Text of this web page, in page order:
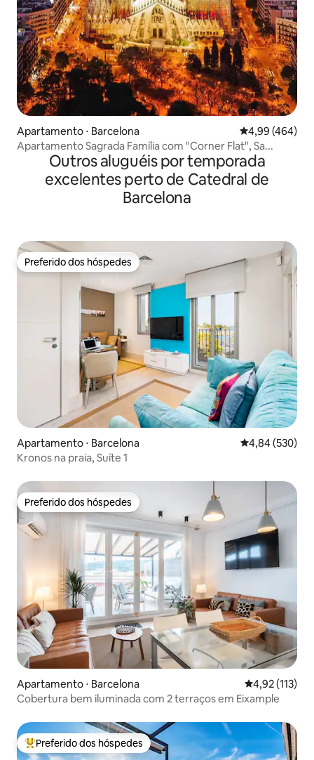
Apartamento ⋅ Barcelona 4,99 de uma
4,99 (464)
Apartamento Sagrada Família com "Corner Flat", Sa...
Outros aluguéis por temporada
excelentes perto de Catedral de
Barcelona
Preferido dos hóspedes
Preferido dos hóspedes
Apartamento ⋅ Barcelona 4,84 de uma
4,84 (530)
Kronos na praia, Suíte 1
Preferido dos hóspedes
Preferido dos hóspedes
Apartamento ⋅ Barcelona 4,92 de uma
4,92 (113)
Cobertura bem iluminada com 2 terraços em Eixample
Entre os melhores preferidos dos hóspedes
Preferido dos hóspedes